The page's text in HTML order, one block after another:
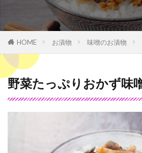
HOME お漬物 味噌のお漬物
野菜たっぷりおかず味